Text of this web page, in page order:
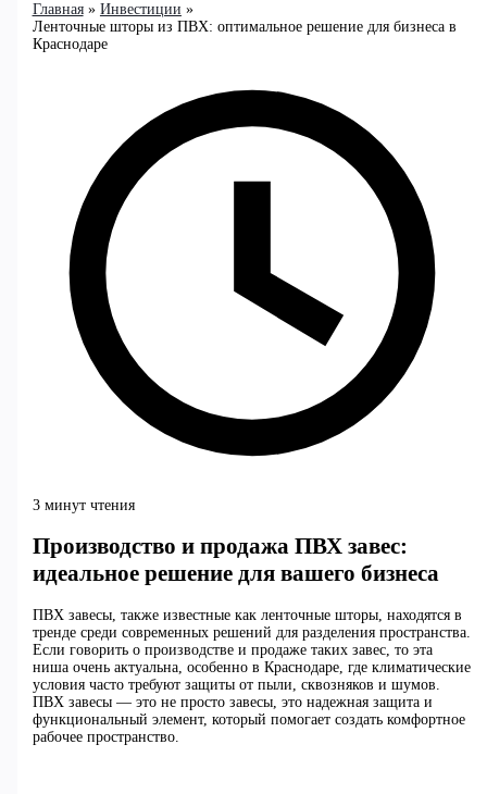
Главная
Инвестиции
Ленточные шторы из ПВХ: оптимальное решение для бизнеса в
Краснодаре
3 минут чтения
Производство и продажа ПВХ завес:
идеальное решение для вашего бизнеса
ПВХ завесы, также известные как ленточные шторы, находятся в
тренде среди современных решений для разделения пространства.
Если говорить о производстве и продаже таких завес, то эта
ниша очень актуальна, особенно в Краснодаре, где климатические
условия часто требуют защиты от пыли, сквозняков и шумов.
ПВХ завесы — это не просто завесы, это надежная защита и
функциональный элемент, который помогает создать комфортное
рабочее пространство.